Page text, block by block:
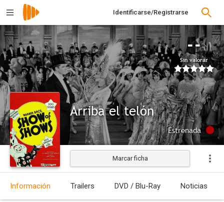
Identificarse/Registrarse
--
Sin valorar
Arriba el telón
Estrenada
Marcar ficha
Información Trailers DVD / Blu-Ray Noticias